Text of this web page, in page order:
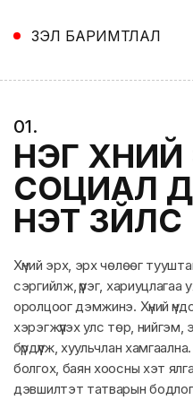
ҮЗЭЛ БАРИМТЛАЛ
01.
НЭГ
СОЦИАЛ
ҮНЭТ ЗҮЙЛС
Хүний эрх, эрх чөлөөг
сэргийлж, үүрэг,
оролцоог дэмжинэ. Хүний
хэрэгжүүлэх улс төр,
бүрдүүлж, хуульчлан
болгох, баян хоосны хэт
дэвшилтэт татварын